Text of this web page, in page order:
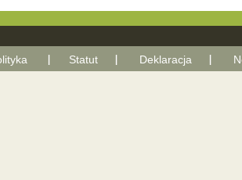
Statut Deklaracja With